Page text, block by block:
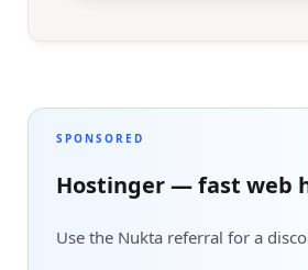
SPONSORED
Hostinger — fast web
Use the Nukta referral for a